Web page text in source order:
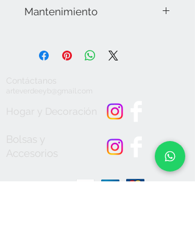
Mantenimiento
utilizar químicos o detergentes
lavavajillas. No dejar expuesto a la
intemperie. Hidratar la madera con
aceite vegetal y/o cera de abejas.
Contáctanos
arteverdeeyb@gmail.com
Hogar y Decoración
Bolsas y
Accesorios